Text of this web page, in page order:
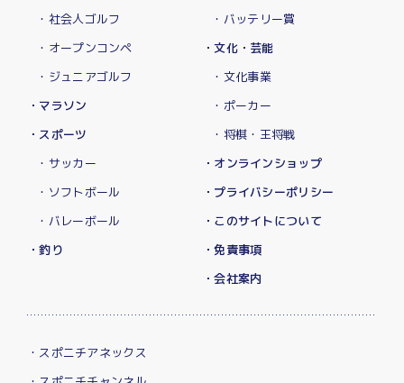
・社会人ゴルフ
・オープンコンペ
・ジュニアゴルフ
・マラソン
・スポーツ
・サッカー
・ソフトボール
・バレーボール
・釣り
・バッテリー賞
・文化・芸能
・文化事業
・ポーカー
・将棋・王将戦
・オンラインショップ
・プライバシーポリシー
・このサイトについて
・免責事項
・会社案内
・スポニチアネックス